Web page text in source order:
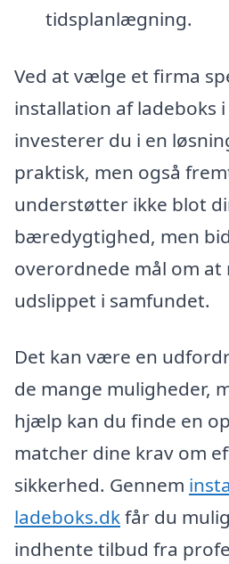
tidsplanlægning.
Ved at vælge et firma
installation af ladeboks
investerer du i en
praktisk, men også
understøtter ikke blot
bæredygtighed, men
overordnede mål om at
udslippet i samfundet.
Det kan være en
de mange muligheder,
hjælp kan du finde en
matcher dine krav om
sikkerhed. Gennem
ladeboks.dkfår du
indhente tilbud fra